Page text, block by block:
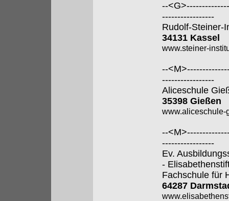
--
-----------------
Rudolf-Steiner-
34131 Kassel
www.steiner-
--
-----------------
Aliceschule
35398 Gießen
www.aliceschule-
--
-----------------
Ev.
-
Fachschule für
64287